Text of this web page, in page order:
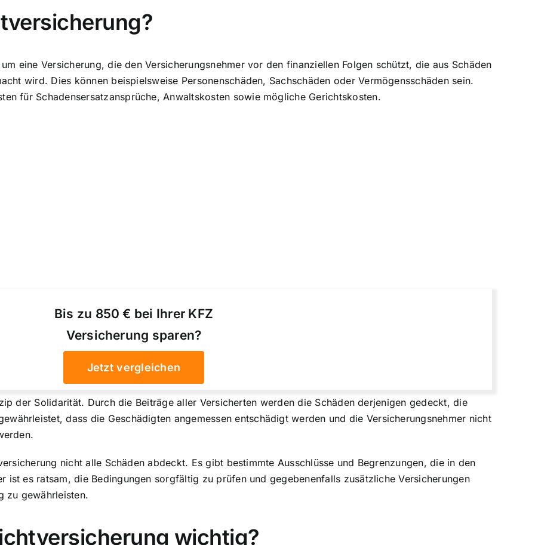
eine Versicherung, die den Versicherungsnehmer vor den finanziellen Folgen schützt, die aus Schäden
wird. Dies können beispielsweise Personenschäden, Sachschäden oder Vermögensschäden sein.
für Schadensersatzansprüche, Anwaltskosten sowie mögliche Gerichtskosten.
Bis zu 850 € bei Ihrer KFZ
Versicherung sparen?
Jetzt vergleichen
der Solidarität. Durch die Beiträge aller Versicherten werden die Schäden derjenigen gedeckt, die
dass die Geschädigten angemessen entschädigt werden und die Versicherungsnehmer nicht
nicht alle Schäden abdeckt. Es gibt bestimmte Ausschlüsse und Begrenzungen, die in den
ist es ratsam, die Bedingungen sorgfältig zu prüfen und gegebenenfalls zusätzliche Versicherungen
zu gewährleisten.
wichtig?